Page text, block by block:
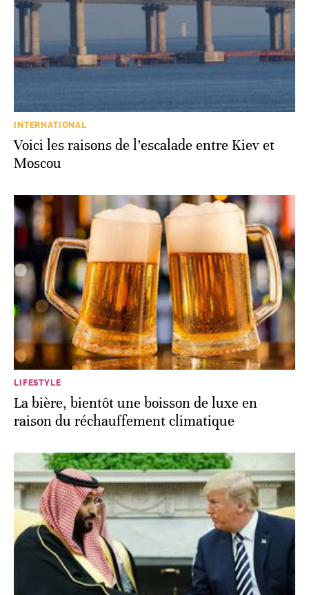
INTERNATIONAL
Voici les raisons de l’escalade entre Kiev et
Moscou
LIFESTYLE
La bière, bientôt une boisson de luxe en
raison du réchauffement climatique